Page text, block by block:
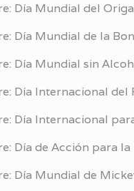
Día Mundial del
Día Mundial de la
Día Mundial sin
Día Internacional del
Día Internacional
Día de Acción para
Día Mundial de